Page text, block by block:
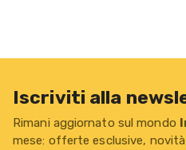
Iscriviti alla
Rimani aggiornato sul mondo
mese: offerte esclusive,